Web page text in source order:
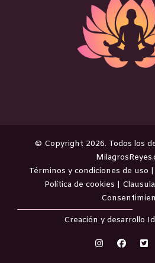
©️ Copyright 2026. Todos los
Términos y condiciones de uso
Política de cookies
Creación y desarrollo